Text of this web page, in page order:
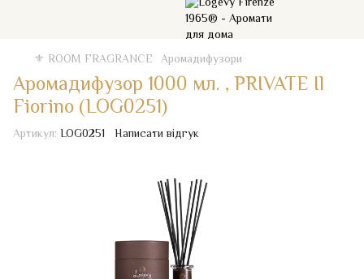
⚜️ ROOM FRAGRANCE Аромадифузори
Аромадифузор 1000 мл. , PRIVATE Il
Fiorino (LOG0251)
Артикул: LOG0251 Написати відгук